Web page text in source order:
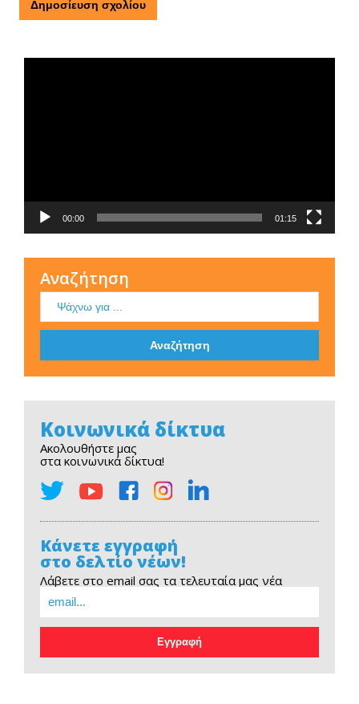
00:00 01:15
Αναζήτηση
Κοινωνικά δίκτυα
Ακολουθήστε μας
στα κοινωνικά δίκτυα!
Κάνετε εγγραφή
στο δελτίο νέων!
Λάβετε στο email σας τα τελευταία μας νέα